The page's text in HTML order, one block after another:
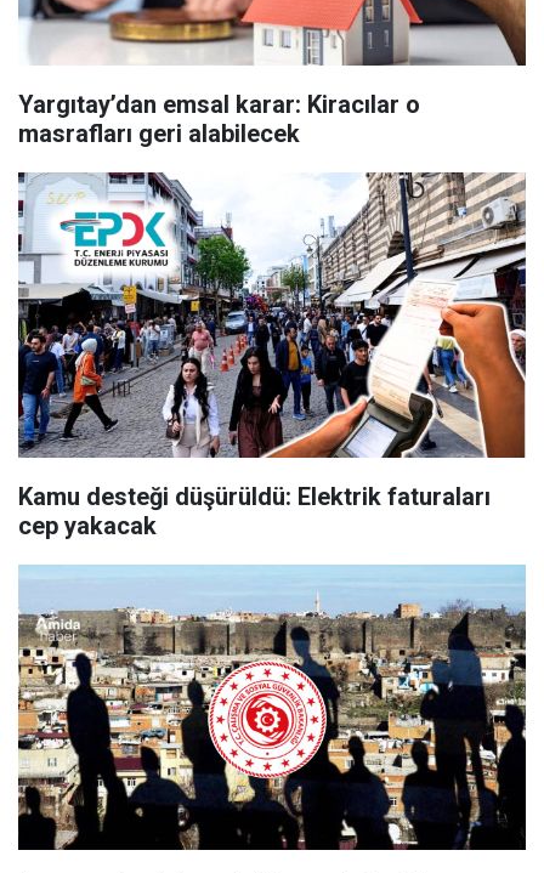
Yargıtay’dan emsal karar: Kiracılar o
masrafları geri alabilecek
Kamu desteği düşürüldü: Elektrik faturaları
cep yakacak